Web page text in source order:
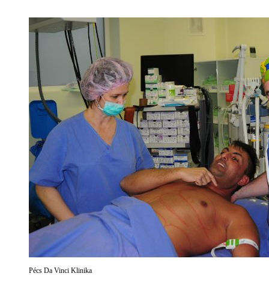
Pécs Da Vinci Klinika